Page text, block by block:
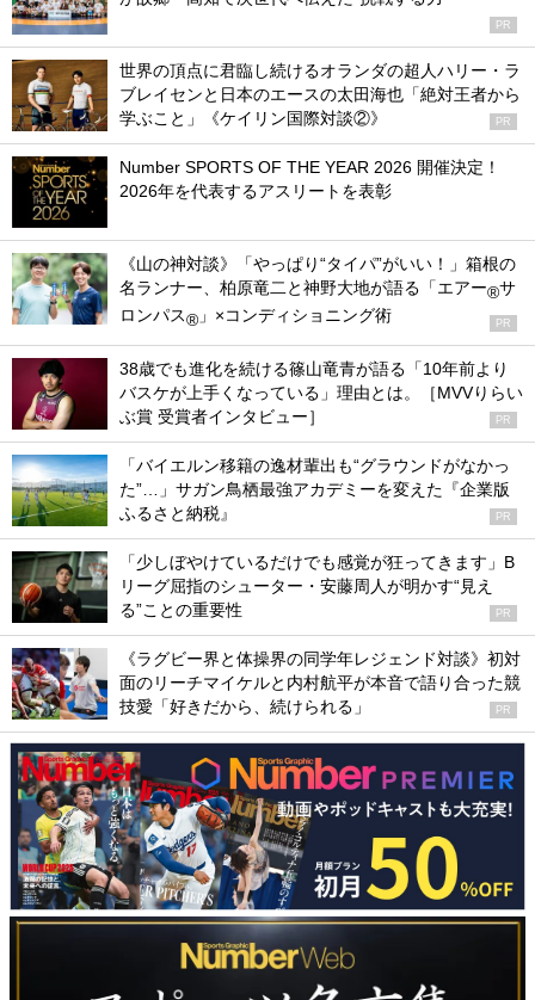
PR
世界の頂点に君臨し続けるオランダの超人ハリー・ラ
ブレイセンと日本のエースの太田海也「絶対王者から
学ぶこと」《ケイリン国際対談②》
PR
Number SPORTS OF THE YEAR 2026 開催決定！
2026年を代表するアスリートを表彰
《山の神対談》「やっぱり“タイパ”がいい！」箱根の
名ランナー、柏原竜二と神野大地が語る「エアー®サ
ロンパス® 」×コンディショニング術 PR
38歳でも進化を続ける篠山竜青が語る「10年前より
バスケが上手くなっている」理由とは。［MVVりらい
ぶ賞 受賞者インタビュー］
PR
「バイエルン移籍の逸材輩出も“グラウンドがなかっ
た”…」サガン鳥栖最強アカデミーを変えた『企業版
ふるさと納税』
PR
「少しぼやけているだけでも感覚が狂ってきます」B
リーグ屈指のシューター・安藤周人が明かす“見え
る”ことの重要性
PR
《ラグビー界と体操界の同学年レジェンド対談》初対
面のリーチマイケルと内村航平が本音で語り合った競
技愛「好きだから、続けられる」
PR